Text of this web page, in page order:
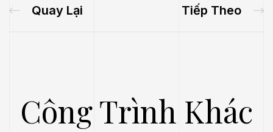
Quay Lại Tiếp Theo
Công Trình Khác